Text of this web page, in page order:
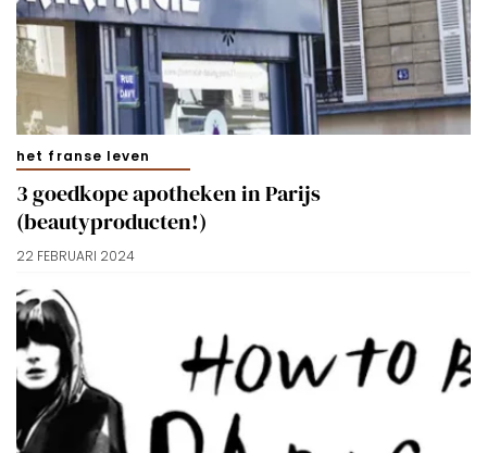
cookies zoals omschreven in onzeCookieverklaring
Merci!
het franse leven
3 goedkope apotheken in Parijs
(beautyproducten!)
22 FEBRUARI 2024